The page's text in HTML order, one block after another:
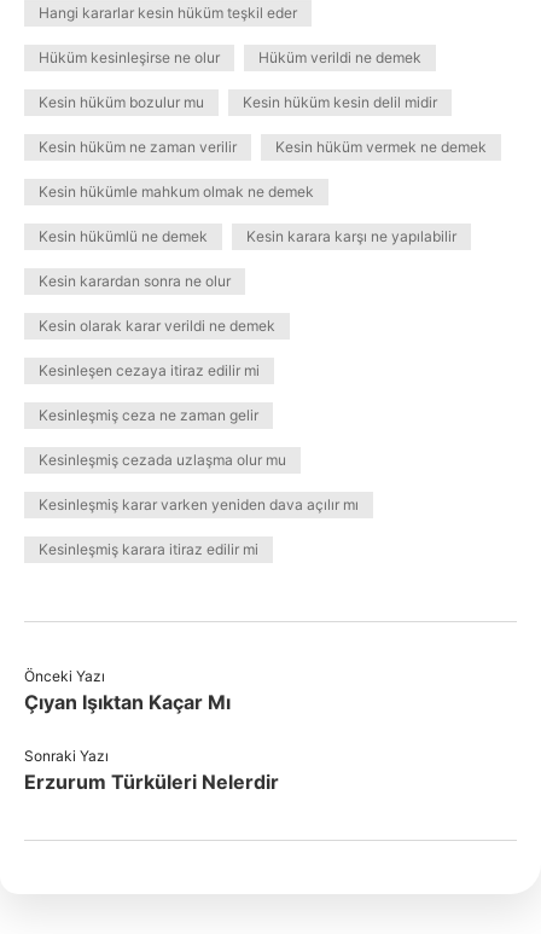
Hangi kararlar kesin hüküm teşkil eder
Hüküm kesinleşirse ne olur Hüküm verildi ne demek
Kesin hüküm bozulur mu Kesin hüküm kesin delil midir
Kesin hüküm ne zaman verilir Kesin hüküm vermek ne demek
Kesin hükümle mahkum olmak ne demek
Kesin hükümlü ne demek Kesin karara karşı ne yapılabilir
Kesin karardan sonra ne olur
Kesin olarak karar verildi ne demek
Kesinleşen cezaya itiraz edilir mi
Kesinleşmiş ceza ne zaman gelir
Kesinleşmiş cezada uzlaşma olur mu
Kesinleşmiş karar varken yeniden dava açılır mı
Kesinleşmiş karara itiraz edilir mi
Önceki Yazı
Çıyan Işıktan Kaçar Mı
Sonraki Yazı
Erzurum Türküleri Nelerdir